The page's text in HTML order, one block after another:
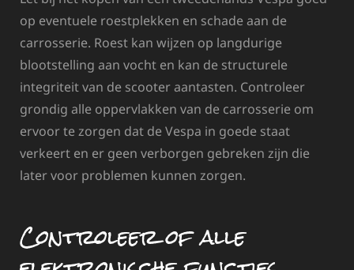
op eventuele roestplekken en schade aan de
carrosserie. Roest kan wijzen op langdurige
blootstelling aan vocht en kan de structurele
integriteit van de scooter aantasten. Controleer
grondig alle oppervlakken van de carrosserie om
ervoor te zorgen dat de Vespa in goede staat
verkeert en er geen verborgen gebreken zijn die
later voor problemen kunnen zorgen.
Controleer of alle